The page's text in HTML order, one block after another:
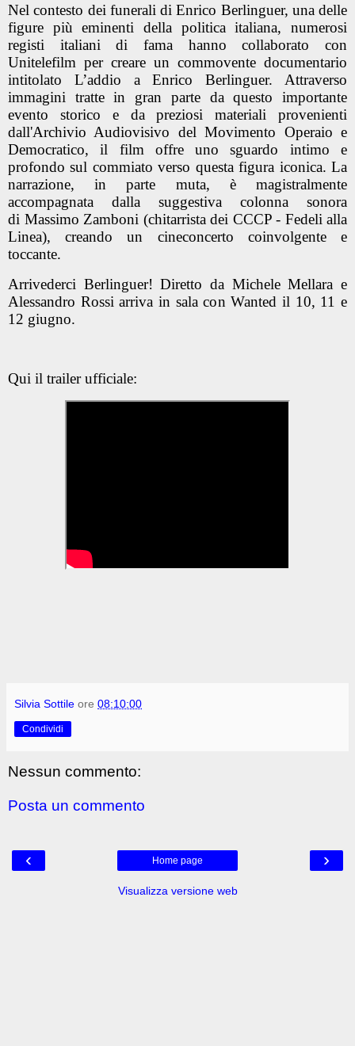
Nel contesto dei funerali di Enrico Berlinguer, una delle
figure più eminenti della politica italiana, numerosi
registi italiani di fama hanno collaborato con
Unitelefilm per creare un commovente documentario
intitolato L’addio a Enrico Berlinguer. Attraverso
immagini tratte in gran parte da questo importante
evento storico e da preziosi materiali provenienti
dall'Archivio Audiovisivo del Movimento Operaio e
Democratico, il film offre uno sguardo intimo e
profondo sul commiato verso questa figura iconica. La
narrazione, in parte muta, è magistralmente
accompagnata dalla suggestiva colonna sonora
di Massimo Zamboni (chitarrista dei CCCP - Fedeli alla
Linea), creando un cineconcerto coinvolgente e
toccante.
Arrivederci Berlinguer! Diretto da Michele Mellara e
Alessandro Rossi arriva in sala con Wanted il 10, 11 e
12 giugno.
Qui il trailer ufficiale:
Silvia Sottile ore 08:10:00
Condividi
Nessun commento:
Posta un commento
‹ ›
Home page
Visualizza versione web